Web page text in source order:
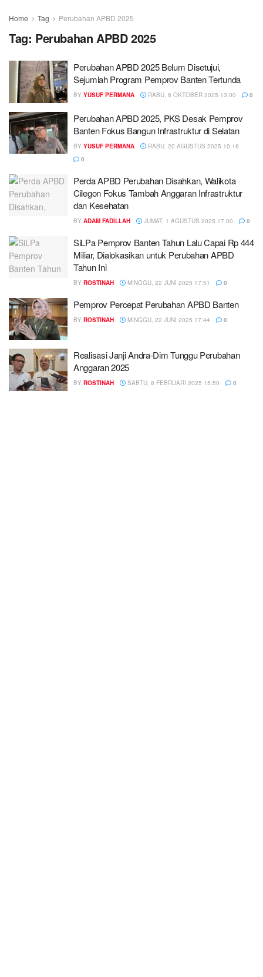
Home Tag Perubahan APBD 2025
Tag: Perubahan APBD 2025
Perubahan APBD 2025 Belum Disetujui,
Sejumlah Program Pemprov Banten Tertunda
BY YUSUF PERMANA RABU, 8 OKTOBER 2025 13:00 0
Perubahan APBD 2025, PKS Desak Pemprov
Banten Fokus Bangun Infrastruktur di Selatan
BY YUSUF PERMANA
RABU, 20 AGUSTUS 2025 10:16
0
Perda APBD Perubahan Disahkan, Walikota
Cilegon Fokus Tambah Anggaran Infrastruktur
dan Kesehatan
BY ADAM FADILLAH JUMAT, 1 AGUSTUS 2025 17:00 0
SiLPa Pemprov Banten Tahun Lalu Capai Rp 444
Miliar, Dialokasikan untuk Perubahan APBD
Tahun Ini
BY ROSTINAH MINGGU, 22 JUNI 2025 17:51 0
Pemprov Percepat Perubahan APBD Banten
BY ROSTINAH MINGGU, 22 JUNI 2025 17:44 0
Realisasi Janji Andra-Dim Tunggu Perubahan
Anggaran 2025
BY ROSTINAH SABTU, 8 FEBRUARI 2025 15:50 0